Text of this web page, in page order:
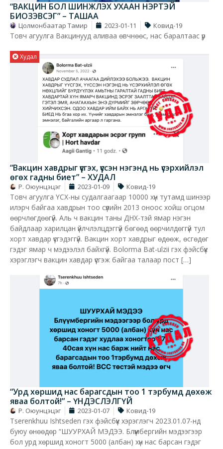
“ВАКЦИН БОЛ ШИНЖЛЭХ УХААН НЭРТЭЙ
БИОЗЭВСЭГ” – ТАШАА
Цолмонбаатар Тамир 2023-01-11 Ковид-19
Товч агуулга Вакцинууд аливаа өвчнөөс, нас баралтаас үр
Худал
“Вакцин хавдрыг үүсгэх, үүссэн нэгэнд нь үсэрхийлэл
өгөх гадны биет” – ХУДАЛ
Р. Оюунцэцэг 2023-01-09 Ковид-19
Товч агуулга ҮСХ-ны судалгаагаар 10000 хүн тутамд шинээр
илэрч байгаа хавдрын тоо сүүлийн 2013 оноос хойш огцом
өөрчлөгдөөгүй. Аль ч вакцин таны ДНХ-тэй ямар нэгэн
байдлаар харилцан үйлчлэлцдэггүй бөгөөд өөрчилдөггүй тул
хорт хавдар үүсгэдэггүй. Вакцин хорт хавдрыг өдөөж, өсгөдөг
гэдэг ямар ч мэдээлэл байхгүй. Bolorma Bat-ulzii гэх фэйсбүүк
хэрэглэгч вакцин хавдар үүсгэж байгаа талаар пост […]
“Урд хөршид нас барагсдын тоо 1 тэрбумд дөхөж
яваа болтой!” – ҮНДЭСЛЭЛГҮЙ
Р. Оюунцэцэг 2023-01-07 Ковид-19
Tserenkhuu Ishtseden гэх фэйсбүүк хэрэглэгч 2023.01.07-нд
буюу өнөөдөр “ШУУРХАЙ МЭДЭЭ. Блүүмбергийн мэдээгээр
бол урд хөршид хоногт 5000 (албан) хүн нас барсан гэдэг